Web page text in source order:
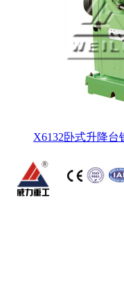
X6132卧式升降台